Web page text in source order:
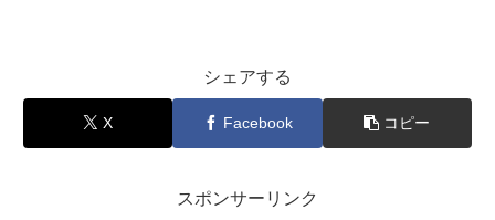
シェアする
X Facebook コピー
スポンサーリンク